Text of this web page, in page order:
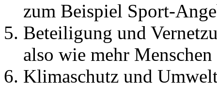
zum Beispiel Sport-
Beteiligung und
also wie mehr
Klimaschutz und